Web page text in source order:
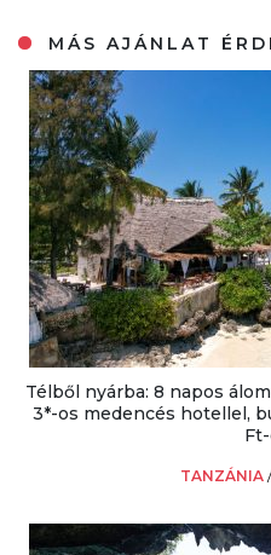
MÁS AJÁNLAT
Télből nyárba: 8 napos
3*-os medencés hotellel,
TANZÁNIA